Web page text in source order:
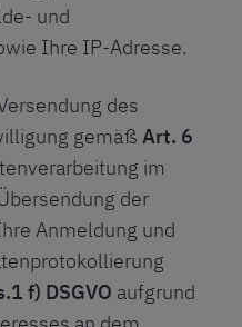
und
Ihre IP-Adresse.
des
gemäß Art. 6
im
der
Anmeldung und
f) DSGVO aufgrund